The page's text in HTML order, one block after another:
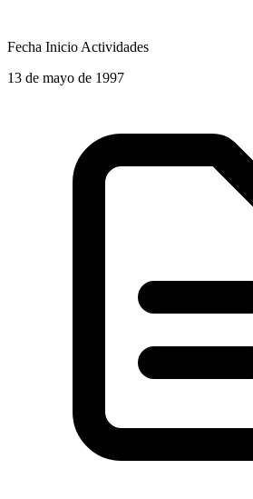
Fecha Inicio Actividades
13 de mayo de 1997